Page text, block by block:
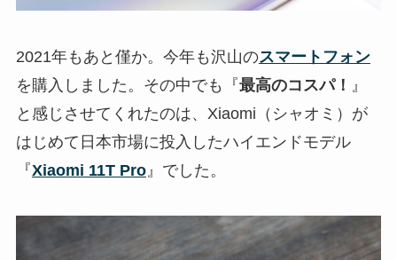
2021年もあと僅か。今年も沢山のスマートフォン
を購入しました。その中でも『最高のコスパ！ 』
と感じさせてくれたのは、Xiaomi（シャオミ）が
はじめて日本市場に投入したハイエンドモデル
『Xiaomi 11T Pro』でした。